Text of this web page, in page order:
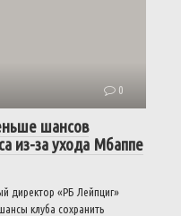
0
шансов
из-за ухода Мбаппе
директор «РБ Лейпциг»
клуба сохранить